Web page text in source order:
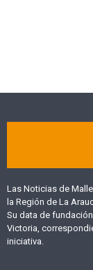
Las Noticias de
la Región de La
Su data de
Victoria,
iniciativa.